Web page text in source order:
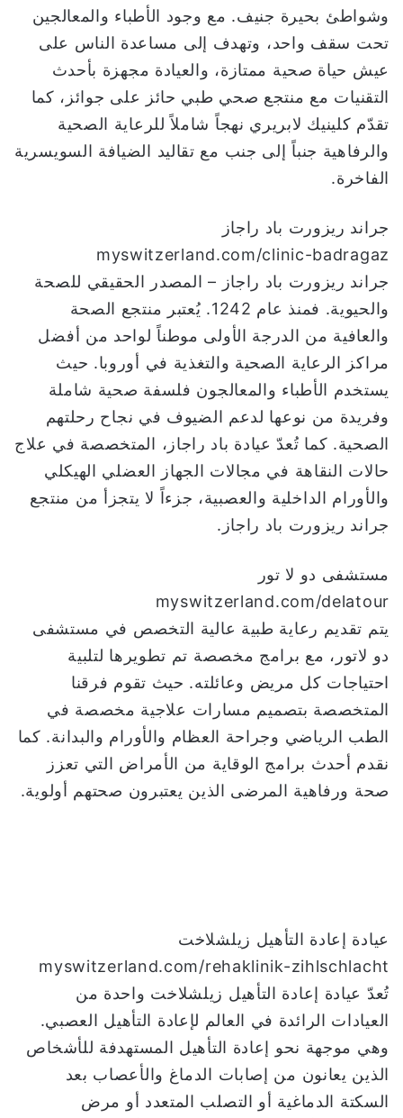
وشواطئ بحيرة جنيف. مع وجود الأطباء والمعالجين
تحت سقف واحد، وتهدف إلى مساعدة الناس على
عيش حياة صحية ممتازة، والعيادة مجهزة بأحدث
التقنيات مع منتجع صحي طبي حائز على جوائز، كما
تقدّم كلينيك لابريري نهجاً شاملاً للرعاية الصحية
والرفاهية جنباً إلى جنب مع تقاليد الضيافة السويسرية
الفاخرة.
جراند ريزورت باد راجاز
myswitzerland.com/clinic-badragaz
جراند ريزورت باد راجاز – المصدر الحقيقي للصحة
والحيوية. فمنذ عام 1242. يُعتبر منتجع الصحة
والعافية من الدرجة الأولى موطناً لواحد من أفضل
مراكز الرعاية الصحية والتغذية في أوروبا. حيث
يستخدم الأطباء والمعالجون فلسفة صحية شاملة
وفريدة من نوعها لدعم الضيوف في نجاح رحلتهم
الصحية. كما تُعدّ عيادة باد راجاز، المتخصصة في علاج
حالات النقاهة في مجالات الجهاز العضلي الهيكلي
والأورام الداخلية والعصبية، جزءاً لا يتجزأ من منتجع
جراند ريزورت باد راجاز.
مستشفى دو لا تور
myswitzerland.com/delatour
يتم تقديم رعاية طبية عالية التخصص في مستشفى
دو لاتور، مع برامج مخصصة تم تطويرها لتلبية
احتياجات كل مريض وعائلته. حيث تقوم فرقنا
المتخصصة بتصميم مسارات علاجية مخصصة في
الطب الرياضي وجراحة العظام والأورام والبدانة. كما
نقدم أحدث برامج الوقاية من الأمراض التي تعزز
صحة ورفاهية المرضى الذين يعتبرون صحتهم أولوية.
عيادة إعادة التأهيل زيلشلاخت
myswitzerland.com/rehaklinik-zihlschlacht
تُعدّ عيادة إعادة التأهيل زيلشلاخت واحدة من
العيادات الرائدة في العالم لإعادة التأهيل العصبي.
وهي موجهة نحو إعادة التأهيل المستهدفة للأشخاص
الذين يعانون من إصابات الدماغ والأعصاب بعد
السكتة الدماغية أو التصلب المتعدد أو مرض